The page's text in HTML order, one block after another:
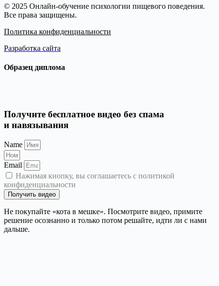
© 2025 Онлайн-обучение психологии пищевого поведения.
Все права защищены.
Политика конфиденциальности
Разработка сайта
Образец диплома
Получите бесплатное видео без спама
и навязывания
Name
Email
Нажимая кнопку, вы соглашаетесь с политикой
конфиденциальности
Получить видео
Не покупайте «кота в мешке». Посмотрите видео, примите
решение осознанно и только потом решайте, идти ли с нами
дальше.